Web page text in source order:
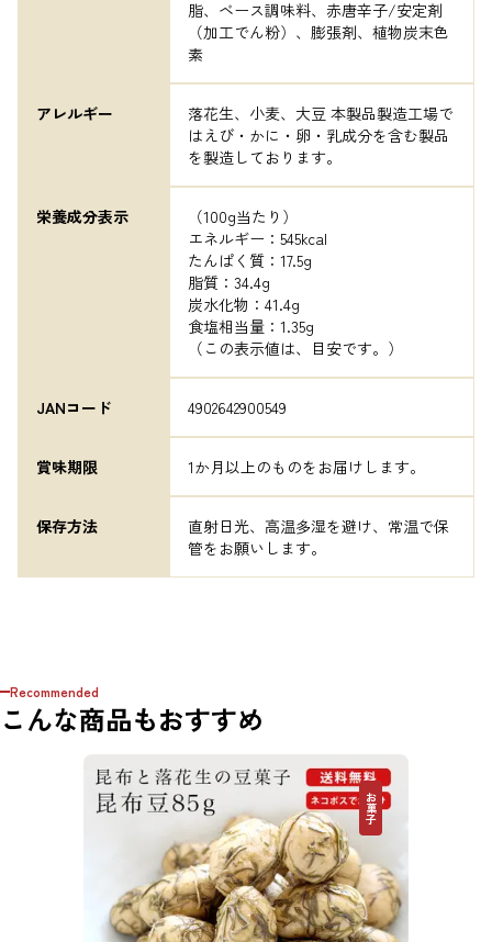
脂、ベース調味料、赤唐辛子/安定剤
（加工でん粉）、膨張剤、植物炭末色
素
アレルギー
落花生、小麦、大豆 本製品製造工場で
はえび・かに・卵・乳成分を含む製品
を製造しております。
栄養成分表示
（100g当たり）
エネルギー：545kcal
たんぱく質：17.5g
脂質：34.4g
炭水化物：41.4g
食塩相当量：1.35g
（この表示値は、目安です。）
JANコード 4902642900549
賞味期限 1か月以上のものをお届けします。
保存方法
直射日光、高温多湿を避け、常温で保
管をお願いします。
Recommended
こんな商品もおすすめ
お菓子